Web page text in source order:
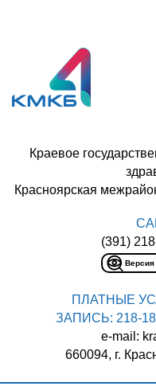
(391)
Версия
Краевое
Красноярская
ПЛАТНЫЕ
ЗАПИСЬ: 218-
e-mail:
660094, г.